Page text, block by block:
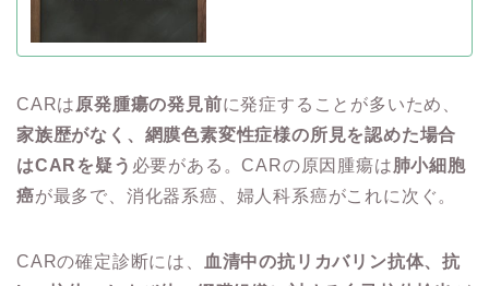
CARは 原発腫瘍の発見前に発症することが多いため、
家族歴がなく、網膜色素変性症様の所見を認めた場合
はCARを疑う 必要がある。CARの原因腫瘍は肺小細胞
癌が最多で、消化器系癌、婦人科系癌がこれに次ぐ。
CARの確定診断には、
血清中の抗リカバリン抗体、抗